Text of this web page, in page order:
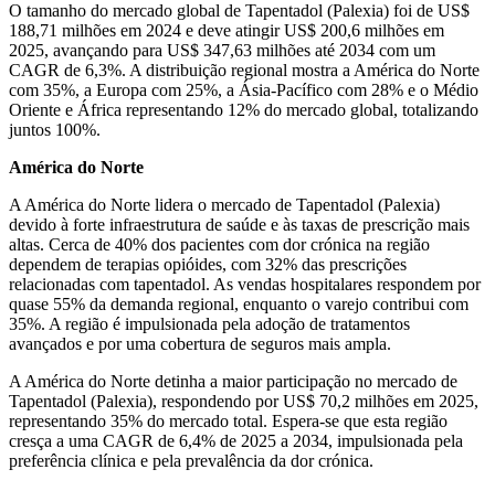
O tamanho do mercado global de Tapentadol (Palexia) foi de US$
188,71 milhões em 2024 e deve atingir US$ 200,6 milhões em
2025, avançando para US$ 347,63 milhões até 2034 com um
CAGR de 6,3%. A distribuição regional mostra a América do Norte
com 35%, a Europa com 25%, a Ásia-Pacífico com 28% e o Médio
Oriente e África representando 12% do mercado global, totalizando
juntos 100%.
América do Norte
A América do Norte lidera o mercado de Tapentadol (Palexia)
devido à forte infraestrutura de saúde e às taxas de prescrição mais
altas. Cerca de 40% dos pacientes com dor crónica na região
dependem de terapias opióides, com 32% das prescrições
relacionadas com tapentadol. As vendas hospitalares respondem por
quase 55% da demanda regional, enquanto o varejo contribui com
35%. A região é impulsionada pela adoção de tratamentos
avançados e por uma cobertura de seguros mais ampla.
A América do Norte detinha a maior participação no mercado de
Tapentadol (Palexia), respondendo por US$ 70,2 milhões em 2025,
representando 35% do mercado total. Espera-se que esta região
cresça a uma CAGR de 6,4% de 2025 a 2034, impulsionada pela
preferência clínica e pela prevalência da dor crónica.